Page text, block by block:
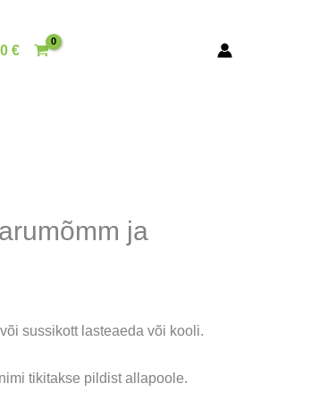
€
ja
sussikott lasteaeda või kooli.
tikitakse pildist allapoole.